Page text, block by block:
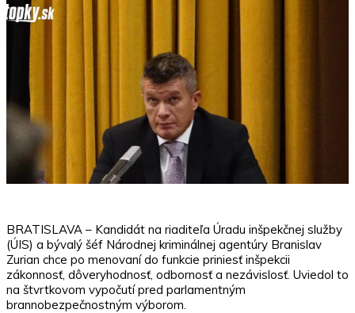
BRATISLAVA – Kandidát na riaditeľa Úradu inšpekčnej služby
(ÚIS) a bývalý šéf Národnej kriminálnej agentúry Branislav
Zurian chce po menovaní do funkcie priniesť inšpekcii
zákonnosť, dôveryhodnosť, odbornosť a nezávislosť. Uviedol to
na štvrtkovom vypočutí pred parlamentným
brannobezpečnostným výborom.